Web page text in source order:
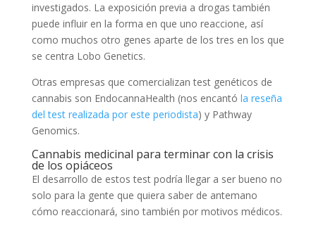
investigados. La exposición previa a drogas también
puede influir en la forma en que uno reaccione, así
como muchos otro genes aparte de los tres en los que
se centra Lobo Genetics.
Otras empresas que comercializan test genéticos de
cannabis son EndocannaHealth (nos encantó la reseña
del test realizada por este periodista) y Pathway
Genomics.
Cannabis medicinal para terminar con la crisis
de los opiáceos
El desarrollo de estos test podría llegar a ser bueno no
solo para la gente que quiera saber de antemano
cómo reaccionará, sino también por motivos médicos.